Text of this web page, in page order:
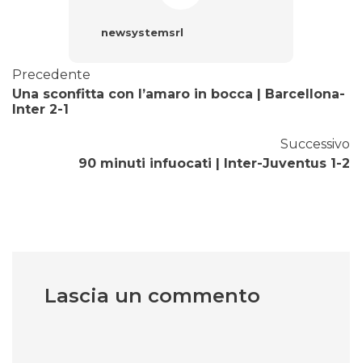
newsystemsrl
Precedente
Una sconfitta con l’amaro in bocca | Barcellona-
Inter 2-1
Successivo
90 minuti infuocati | Inter-Juventus 1-2
Lascia un commento